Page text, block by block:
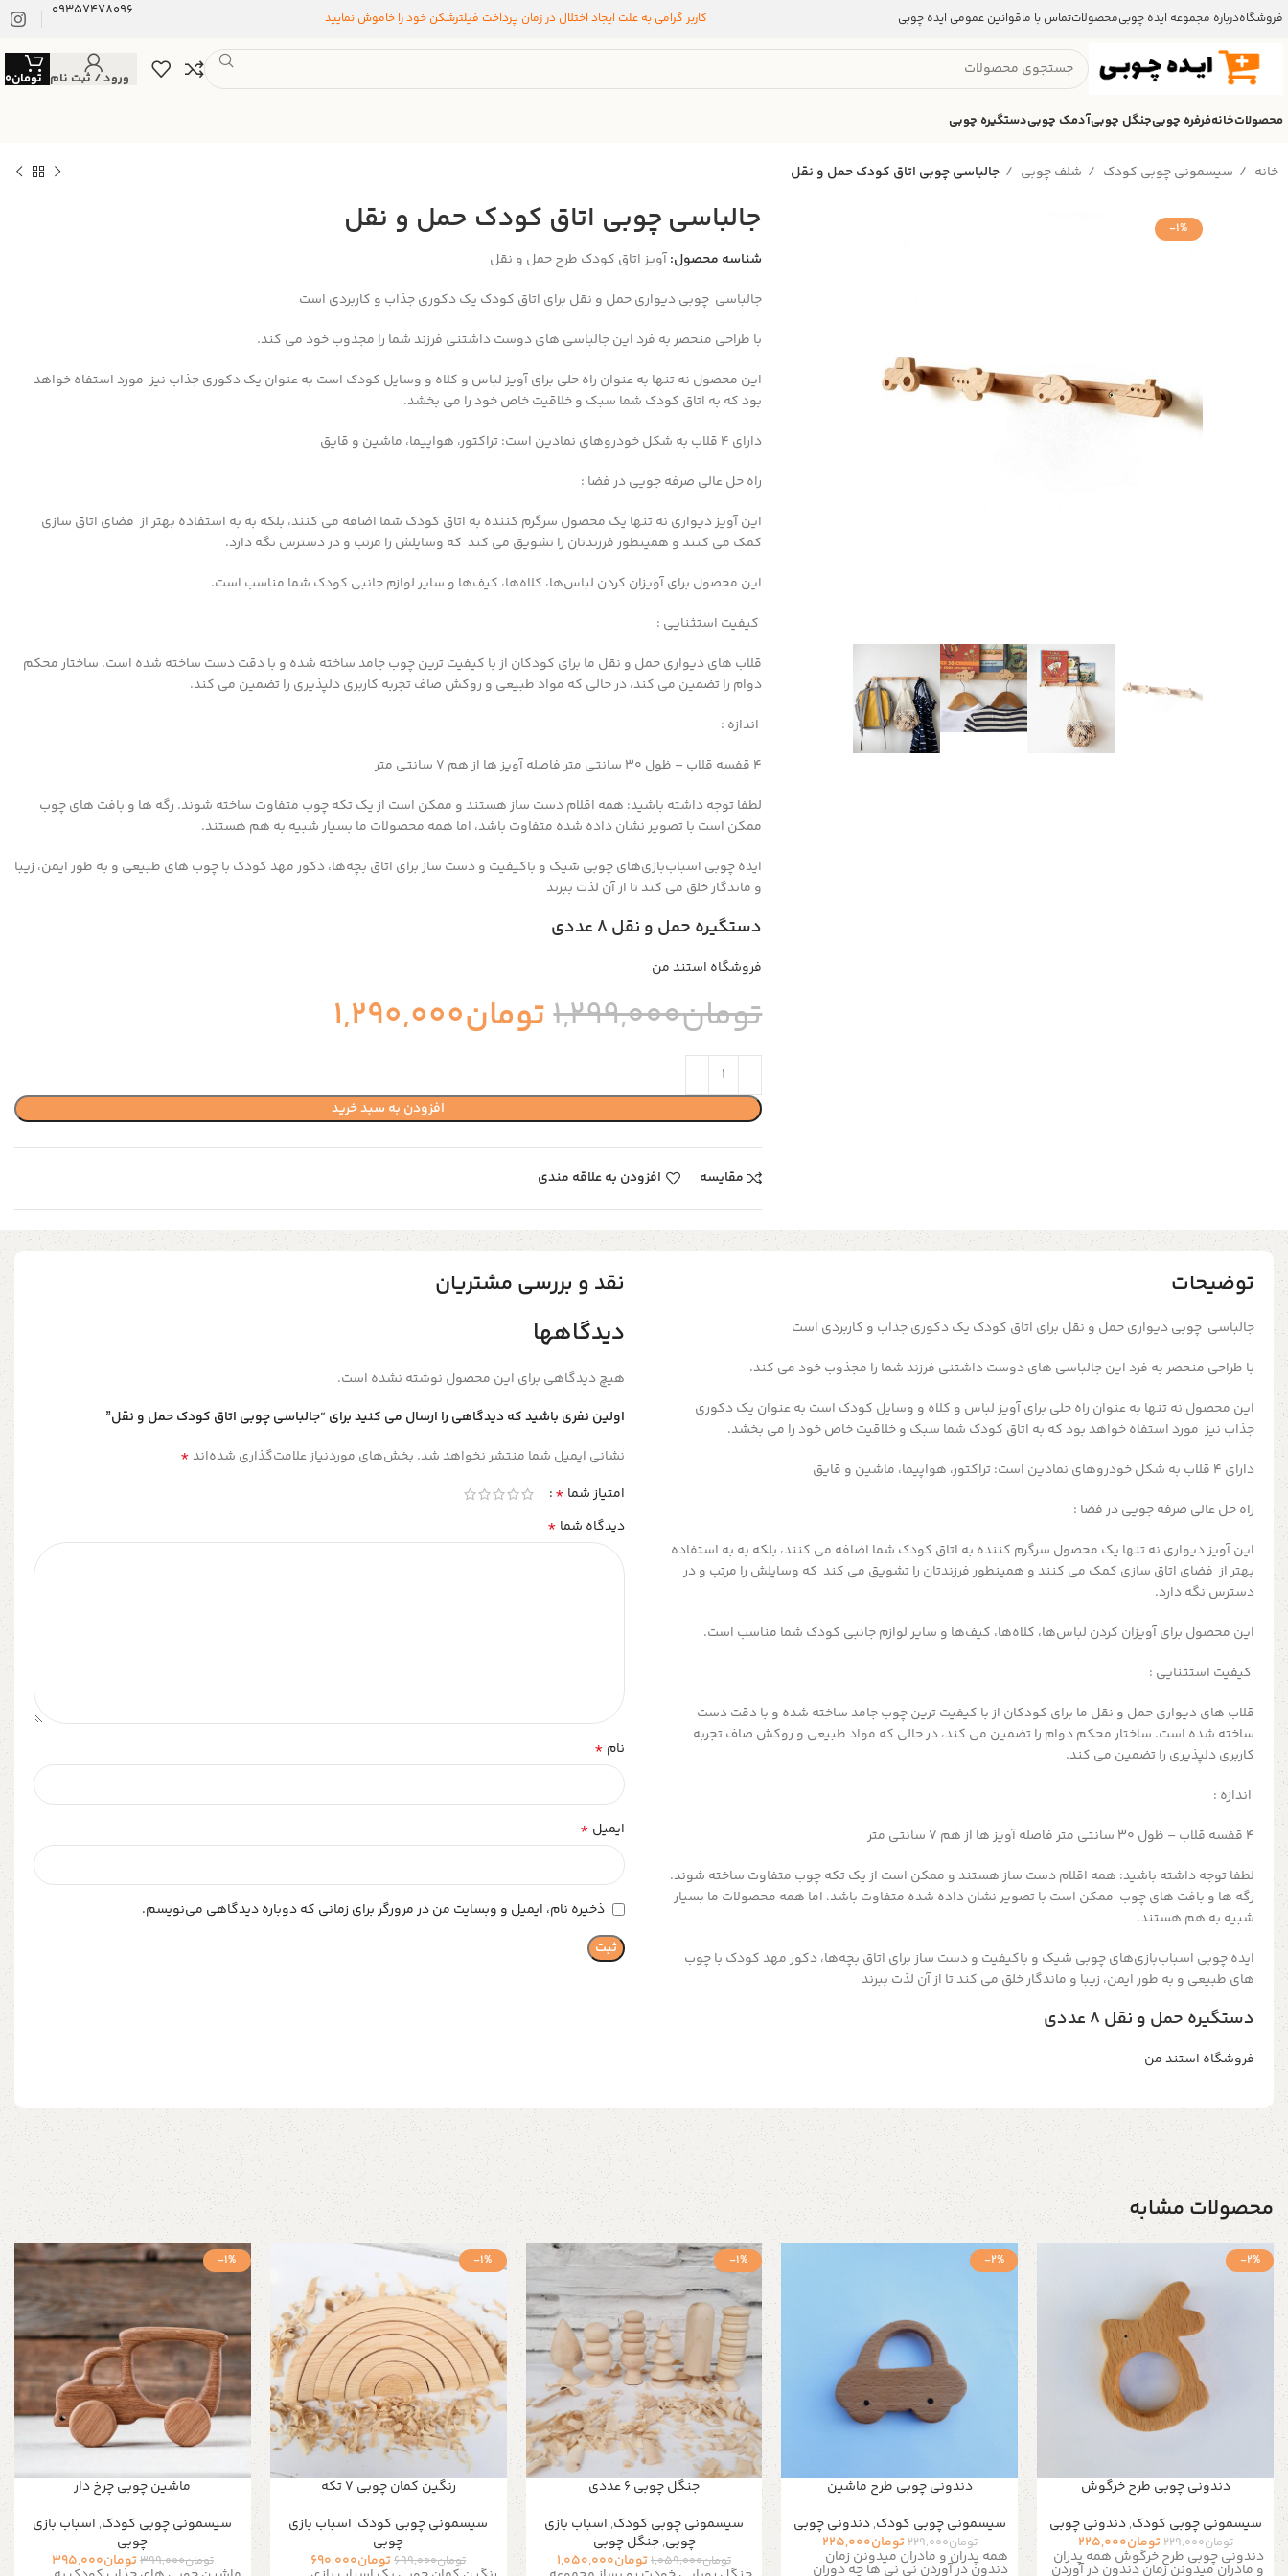
فروشگاهدرباره مجموعه ایده چوبیمحصولاتتماس با ماقوانین عمومی ایده چوبی کاربر گرامی به علت ایجاد اختلال در زمان پرداخت فیلترشکن خود را خاموش نمایید 09357478096
ورود / ثبت نام تومان0
محصولاتخانهفرفره چوبیجنگل چوبیآدمک چوبیدستگیره چوبی
خانه سیسمونی چوبی کودک شلف چوبی جالباسی چوبی اتاق کودک حمل و نقل
-1% جالباسی چوبی اتاق کودک حمل و نقل
شناسه محصول:آویز اتاق کودک طرح حمل و نقل
جالباسی چوبی دیواری حمل و نقل برای اتاق کودک یک دکوری جذاب و کاربردی است
با طراحی منحصر به فرداین جالباسی های دوست داشتنی فرزند شما را مجذوب خود می کند.
این محصول نه تنها به عنوان راه حلی برای آویز لباس و کلاه و وسایل کودک است به عنوان یک دکوری جذاب نیز مورد استفاه خواهد
بود که به اتاق کودک شما سبک و خلاقیت خاص خود را می بخشد.
دارای 4 قلاب به شکل خودروهای نمادین است: تراکتور، هواپیما، ماشین و قایق
راه حل عالی صرفه جویی در فضا :
این آویز دیواری نه تنها یک محصول سرگرم کننده به اتاق کودک شما اضافه می کنند، بلکه به به استفاده بهتر از فضای اتاق سازی
کمک می کنندو همینطورفرزندتان را تشویق می کند که وسایلش را مرتب و در دسترس نگه دارد.
این محصول برای آویزان کردن لباس‌ها، کلاه‌ها، کیف‌ها و سایر لوازم جانبی کودک شما مناسب است.
کیفیت استثنایی :
قلاب های دیواری حمل و نقل ما برای کودکان از با کیفیت ترین چوب جامد ساخته شده و با دقت دست ساخته شده است. ساختار محکم
دوام را تضمین می کند، در حالی که مواد طبیعی و روکش صاف تجربه کاربری دلپذیری را تضمین می کند.
اندازه :
4 قفسه قلاب – ظول 30 سانتی متر فاصله آویز ها از هم 7 سانتی متر
لطفا توجه داشته باشید: همه اقلام دست ساز هستند و ممکن است از یک تکه چوب متفاوت ساخته شوند. رگه ها و بافت های چوب
ممکن است با تصویر نشان داده شده متفاوت باشد، اما همه محصولات ما بسیار شبیه به هم هستند.
ایده چوبی اسباب‌بازی‌های چوبی شیک و باکیفیت و دست ساز برای اتاق بچه‌ها، دکور مهد کودک با چوب های طبیعی و به طور ایمن، زیبا
و ماندگارخلق می کند تا از آن لذت ببرند
دستگیره حمل و نقل ۸ عددی
فروشگاه استند من
تومان1,299,000تومان1,290,000
افزودن به سبد خرید
مقایسه افزودن به علاقه مندی
توضیحات
جالباسی چوبی دیواری حمل و نقل برای اتاق کودک یک دکوری جذاب و کاربردی است
با طراحی منحصر به فرداین جالباسی های دوست داشتنی فرزند شما را مجذوب خود می کند.
این محصول نه تنها به عنوان راه حلی برای آویز لباس و کلاه و وسایل کودک است به عنوان یک دکوری
جذاب نیز مورد استفاه خواهد بود که به اتاق کودک شما سبک و خلاقیت خاص خود را می بخشد.
دارای 4 قلاب به شکل خودروهای نمادین است: تراکتور، هواپیما، ماشین و قایق
راه حل عالی صرفه جویی در فضا :
این آویز دیواری نه تنها یک محصول سرگرم کننده به اتاق کودک شما اضافه می کنند، بلکه به به استفاده
بهتر از فضای اتاق سازی کمک می کنندو همینطورفرزندتان را تشویق می کند که وسایلش را مرتب و در
دسترس نگه دارد.
این محصول برای آویزان کردن لباس‌ها، کلاه‌ها، کیف‌ها و سایر لوازم جانبی کودک شما مناسب است.
کیفیت استثنایی :
قلاب های دیواری حمل و نقل ما برای کودکان از با کیفیت ترین چوب جامد ساخته شده و با دقت دست
ساخته شده است. ساختار محکم دوام را تضمین می کند، در حالی که مواد طبیعی و روکش صاف تجربه
کاربری دلپذیری را تضمین می کند.
اندازه :
4 قفسه قلاب – ظول 30 سانتی متر فاصله آویز ها از هم 7 سانتی متر
لطفا توجه داشته باشید: همه اقلام دست ساز هستند و ممکن است از یک تکه چوب متفاوت ساخته شوند.
رگه ها و بافت های چوب ممکن است با تصویر نشان داده شده متفاوت باشد، اما همه محصولات ما بسیار
شبیه به هم هستند.
ایده چوبی اسباب‌بازی‌های چوبی شیک و باکیفیت و دست ساز برای اتاق بچه‌ها، دکور مهد کودک با چوب
های طبیعی و به طور ایمن، زیبا و ماندگارخلق می کند تا از آن لذت ببرند
دستگیره حمل و نقل ۸ عددی
فروشگاه استند من
نقد و بررسی مشتریان
دیدگاهها
هیچ دیدگاهی برای این محصول نوشته نشده است.
اولین نفری باشید که دیدگاهی را ارسال می کنید برای “جالباسی چوبی اتاق کودک حمل و نقل”
نشانی ایمیل شما منتشر نخواهد شد. بخش‌های موردنیاز علامت‌گذاری شده‌اند*
امتیاز شما *
دیدگاه شما *
نام *
ایمیل *
ذخیره نام، ایمیل و وبسایت من در مرورگر برای زمانی که دوباره دیدگاهی می‌نویسم.
محصولات مشابه
-2%
دندونی چوبی طرح خرگوش
سیسمونی چوبی کودک,دندونی چوبی
تومان229,000تومان225,000
دندونی چوبی طرح خرگوش همه پدران
و مادران میدونن زمان دندون در آوردن
-2%
دندونی چوبی طرح ماشین
سیسمونی چوبی کودک,دندونی چوبی
تومان229,000تومان225,000
همه پدران و مادران میدونن زمان
دندون در آوردن نی نی ها چه دوران
-1%
جنگل چوبی ۶ عددی
سیسمونی چوبی کودک, اسباب بازی
چوبی,جنگل چوبی
تومان1,059,000تومان1,050,000
-1%
رنگین کمان چوبی ۷ تکه
سیسمونی چوبی کودک, اسباب بازی
چوبی
تومان699,000تومان690,000
-1%
ماشین چوبی چرخ دار
سیسمونی چوبی کودک, اسباب بازی
چوبی
تومان399,000تومان395,000